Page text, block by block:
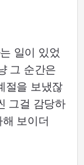
일이 있었
그 순간은
절을 보냈잖
그걸 감당하
보이더